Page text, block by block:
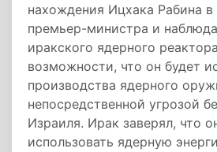
нахождения Ицхака Рабина
премьер-министра и
иракского ядерного
возможности, что он будет
производства ядерного
непосредственной угрозой
Израиля. Ирак заверял, что
использовать ядерную